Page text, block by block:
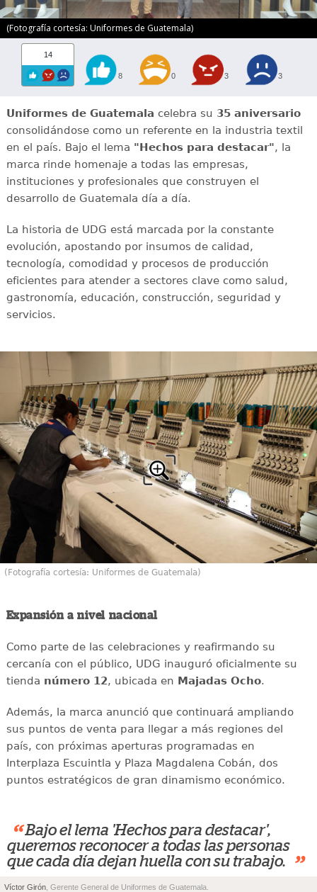
(Fotografía cortesía: Uniformes de Guatemala)
14
8 0 3 3
Uniformes de Guatemala celebra su 35 aniversario
consolidándose como un referente en la industria textil
en el país. Bajo el lema "Hechos para destacar", la
marca rinde homenaje a todas las empresas,
instituciones y profesionales que construyen el
desarrollo de Guatemala día a día.
La historia de UDG está marcada por la constante
evolución, apostando por insumos de calidad,
tecnología, comodidad y procesos de producción
eficientes para atender a sectores clave como salud,
gastronomía, educación, construcción, seguridad y
servicios.
(Fotografía cortesía: Uniformes de Guatemala)
Expansión a nivel nacional
Como parte de las celebraciones y reafirmando su
cercanía con el público, UDG inauguró oficialmente su
tienda número 12, ubicada en Majadas Ocho.
Además, la marca anunció que continuará ampliando
sus puntos de venta para llegar a más regiones del
país, con próximas aperturas programadas en
Interplaza Escuintla y Plaza Magdalena Cobán, dos
puntos estratégicos de gran dinamismo económico.
“ Bajo el lema 'Hechos para destacar',
queremos reconocer a todas las personas
que cada día dejan huella con su trabajo.
”
Víctor Girón , Gerente General de Uniformes de Guatemala.